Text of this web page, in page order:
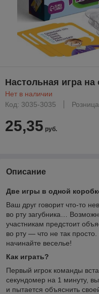
Настольная игра
Нет в наличии
Код: 3035-3035
Розница
25,35 руб.
Описание
Две игры в одной
Ваш друг говорит что-то
во рту загубника…
участникам предстоит
во рту — что не так
начинайте веселье!
Как играть?
Первый игрок команды
секундомер на 1 минуту,
и пытается объяснить